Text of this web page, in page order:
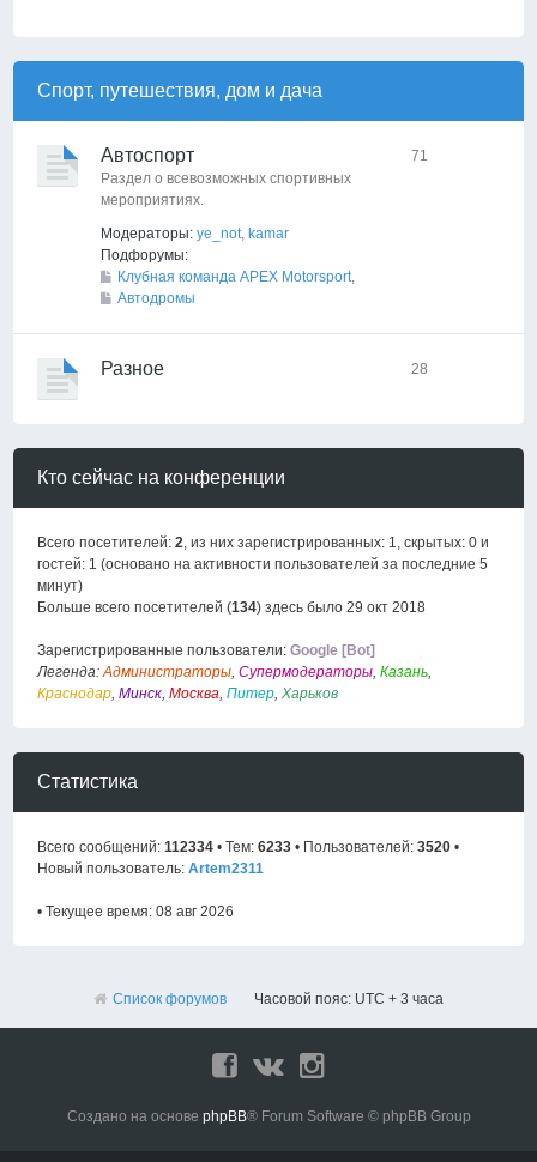
Спорт, путешествия, дом и дача
Автоспорт
Раздел о всевозможных спортивных
мероприятиях.
Модераторы: ye_not, kamar
Подфорумы:
Клубная команда APEX Motorsport,
Автодромы
71
Разное 28
Кто сейчас на конференции
Всего посетителей:2, из них зарегистрированных: 1, скрытых: 0 и
гостей: 1 (основано на активности пользователей за последние 5
минут)
Больше всего посетителей (134) здесь было 29 окт 2018
Зарегистрированные пользователи:Google [Bot]
Легенда:Администраторы,Супермодераторы,Казань,
Краснодар,Минск,Москва,Питер,Харьков
Статистика
Всего сообщений:112334 • Тем:6233 • Пользователей:3520 •
Новый пользователь:Artem2311
• Текущее время: 08 авг 2026
Список форумов Часовой пояс: UTC + 3 часа
Создано на основе phpBB® Forum Software © phpBB Group